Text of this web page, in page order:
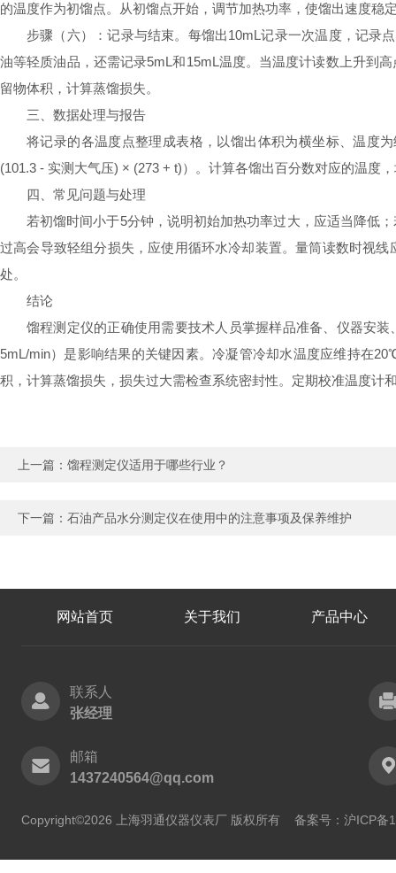
的温度作为初馏点。从初馏点开始，调节加热功率，使馏出速度
步骤（六）：记录与结束。每馏出10mL记录一次温度，记录
油等轻质油品，还需记录5mL和15mL温度。当温度计读数上升到
留物体积，计算蒸馏损失。
三、数据处理与报告
将记录的各温度点整理成表格，以馏出体积为横坐标、温度
(101.3 - 实测大气压) × (273 + t)）。计算各馏出百分数对应的温度
四、常见问题与处理
若初馏时间小于5分钟，说明初始加热功率过大，应适当降低
过高会导致轻组分损失，应使用循环水冷却装置。量筒读数时视
处。
结论
馏程测定仪的正确使用需要技术人员掌握样品准备、仪器安
5mL/min）是影响结果的关键因素。冷凝管冷却水温度应维持在
积，计算蒸馏损失，损失过大需检查系统密封性。定期校准温度
上一篇： 馏程测定仪适用于哪些行业？
下一篇： 石油产品水分测定仪在使用中的注意事项及保养维护
网站首页 关于我们 产品中心
联系人
张经理
邮箱
1437240564@qq.com
Copyright©2026 上海羽通仪器仪表厂 版权所有 备案号：沪ICP备